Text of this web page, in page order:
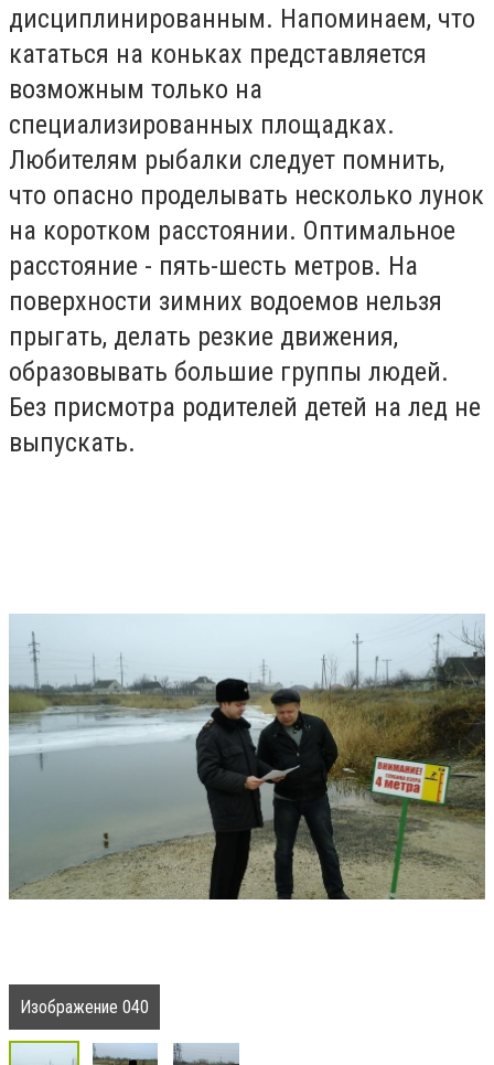
дисциплинированным. Напоминаем, что
кататься на коньках представляется
возможным только на
специализированных площадках.
Любителям рыбалки следует помнить,
что опасно проделывать несколько лунок
на коротком расстоянии. Оптимальное
расстояние - пять-шесть метров. На
поверхности зимних водоемов нельзя
прыгать, делать резкие движения,
образовывать большие группы людей.
Без присмотра родителей детей на лед не
выпускать.
Изображение 040